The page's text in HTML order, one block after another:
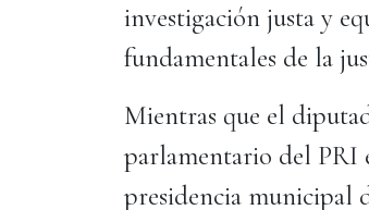
investigación justa y
fundamentales de la
Mientras que el
parlamentario del PRI
presidencia municipal